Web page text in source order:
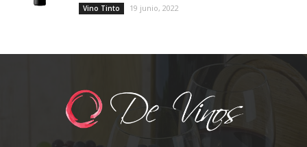
Vino Tinto 19 junio, 2022